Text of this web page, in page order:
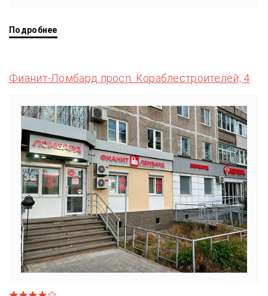
Подробнее
Фианит-Ломбард просп. Кораблестроителей, 4